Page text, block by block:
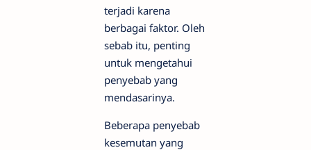
terjadi karena
berbagai faktor. Oleh
sebab itu, penting
untuk mengetahui
penyebab yang
mendasarinya.
Beberapa penyebab
kesemutan yang